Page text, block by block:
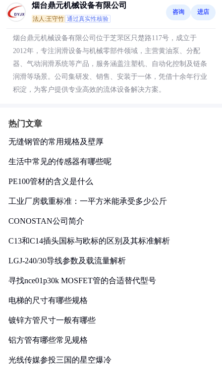
烟台鼎元机械设备有限公司
法人:王守竹 通过真实性核验
咨询 进店
烟台鼎元机械设备有限公司位于芝罘区只楚路117号，成立于
2012年，专注润滑设备与机械零部件领域，主营黄油泵、分配
器、气动润滑系统等产品，服务涵盖注塑机、自动化控制及链条
润滑等场景。公司集研发、销售、安装于一体，凭借十余年行业
积淀，为客户提供专业高效的流体设备解决方案。
热门文章
无缝钢管的常用规格及壁厚
生活中常见的传感器有哪些呢
PE100管材的含义是什么
工业厂房载重标准：一平方米能承受多少公斤
CONOSTAN公司简介
C13和C14插头国标与欧标的区别及其标准解析
LGJ-240/30导线参数及载流量解析
寻找nce01p30k MOSFET管的合适替代型号
电梯的尺寸有哪些规格
镀锌方管尺寸一般有哪些
铝方管有哪些常见规格
光线传媒参投三国的星空爆冷